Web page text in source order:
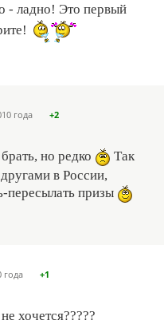
- ладно! Это первый
года +2
но редко
Так
в России,
пересылать призы
года +1
хочется?????